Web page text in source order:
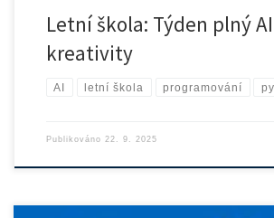
Letní škola: Týden plný
kreativity
AI letní škola programování
Publikováno 22. 9. 2025